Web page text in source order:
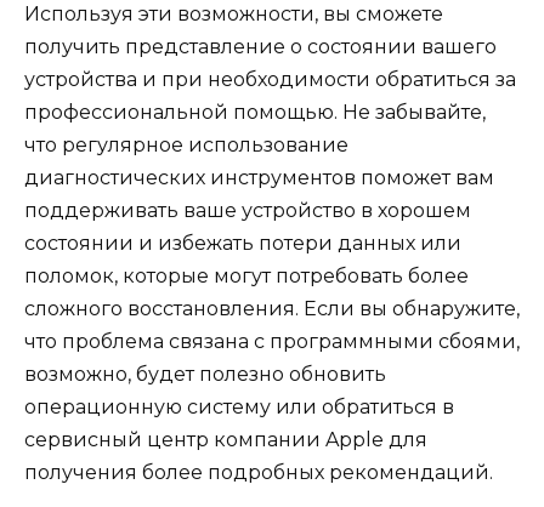
Используя эти возможности, вы сможете
получить представление о состоянии вашего
устройства и при необходимости обратиться за
профессиональной помощью. Не забывайте,
что регулярное использование
диагностических инструментов поможет вам
поддерживать ваше устройство в хорошем
состоянии и избежать потери данных или
поломок, которые могут потребовать более
сложного восстановления. Если вы обнаружите,
что проблема связана с программными сбоями,
возможно, будет полезно обновить
операционную систему или обратиться в
сервисный центр компании Apple для
получения более подробных рекомендаций.